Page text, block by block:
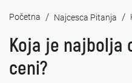
Početna / Najcesca Pitanja /
Koja je najbolja
ceni?